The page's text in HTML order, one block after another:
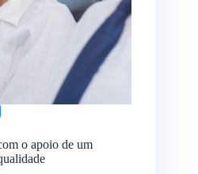
o apoio de um